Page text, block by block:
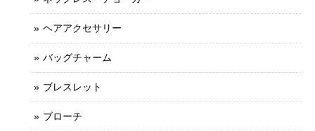
ヘアアクセサリー
バッグチャーム
ブレスレット
ブローチ